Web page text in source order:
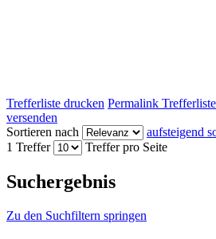
Trefferliste drucken Permalink Trefferliste
versenden
Sortieren nach
aufsteigend
1 Treffer
Treffer pro Seite
Suchergebnis
Zu den Suchfiltern springen